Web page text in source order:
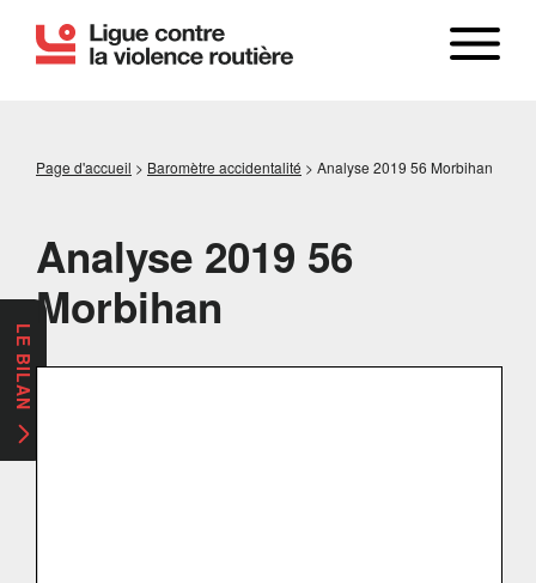
Page d'accueil > Baromètre accidentalité > Analyse 2019 56 Morbihan
Analyse 2019 56
Morbihan
LE BILAN